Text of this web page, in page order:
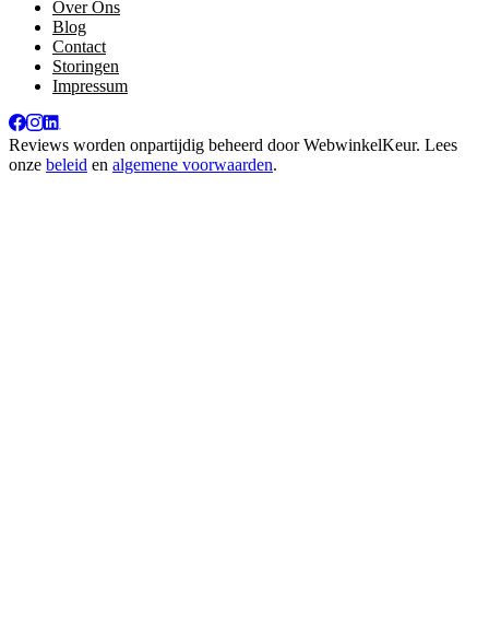
Over Ons
Blog
Contact
Storingen
Impressum
Reviews worden onpartijdig beheerd doorWebwinkelKeur. Lees
onze beleid en algemene voorwaarden.